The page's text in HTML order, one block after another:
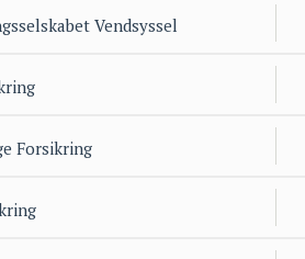
Vendsyssel
Forsikring